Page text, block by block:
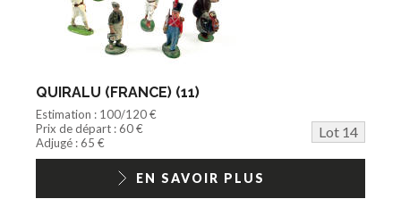
QUIRALU (FRANCE) (11)
Estimation : 100/120 €
Prix de départ : 60 €
Lot 14
Adjugé : 65 €
EN SAVOIR PLUS